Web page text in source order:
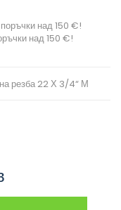
над 150 €!
над 150 €!
резба 22 Х 3/4“ М